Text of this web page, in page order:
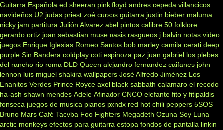
Guitarra Española ed sheeran pink floyd andres cepeda villancicos
navideños U2 judas priest zoé cursos guitarra justin bieber maluma
nicky jam partitura Julión Alvarez abel pintos calibre 50 folklore
gerardo ortiz joan sebastian muse oasis rasgueos j balvin notas video
juegos Enrique Iglesias Romeo Santos bob marley camila cerati deep
purple Sin Bandera coldplay coti espinoza paz juan gabriel los plebes
del rancho rio roma DLD Queen alejandro fernandez caifanes john
lennon luis miguel shakira wallpapers José Alfredo Jiménez Los
Enanitos Verdes Prince Royce axel black sabbath calamaro el recodo
ha-ash shawn mendes Adele Afinador CNCO elefante fito y fitipaldis
fonseca juegos de musica pianos pxndx red hot chili peppers 5SOS
Bruno Mars Café Tacvba Foo Fighters Megadeth Ozuna Soy Luna
arctic monkeys efectos para guitarra estopa fondos de pantalla linkin